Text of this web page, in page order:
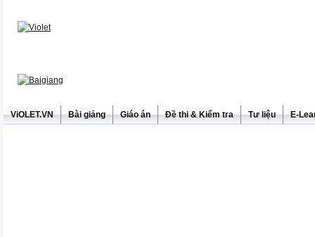
ViOLET.VN Bài giảng Giáo án Đề thi & Kiểm tra Tư liệu E-